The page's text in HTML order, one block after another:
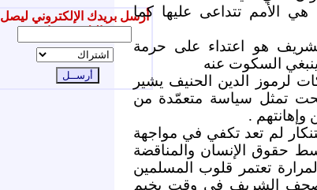
أرسل بريدك الإلكتروني ليصل
إليك جديدنا
هي الأمم تتداعى عليها كما
هو اعتداء على حرمة
ينبغي السكوت عنه
لرموز الدين الحنيف يشير
تمثل سياسة متعمّدة من
وإهانتهم .
لم تعد تكفي في مواجهة
حقوق الإنسان والمناقضة
تعتمر قلوب المسلمين
الشريف في وقت يخيم